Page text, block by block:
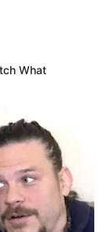
What